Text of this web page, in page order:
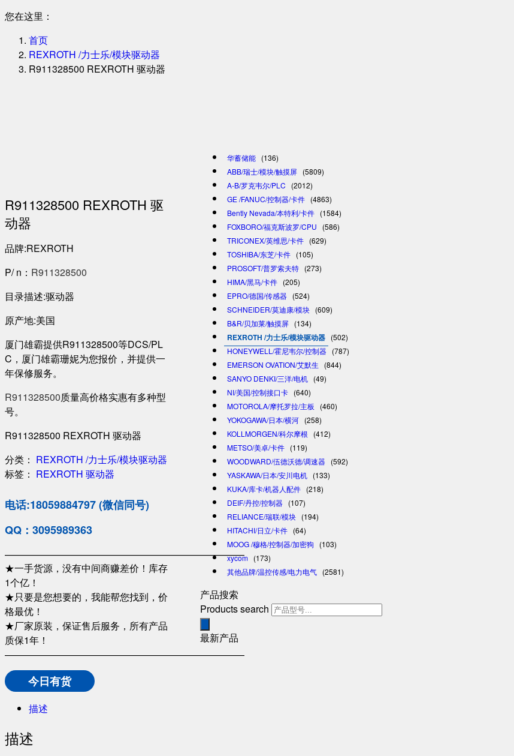
您在这里：
首页
REXROTH /力士乐/模块驱动器
R911328500 REXROTH 驱动器
R911328500 REXROTH 驱
动器
品牌:REXROTH
P/ n： R911328500
目录描述:驱动器
原产地:美国
厦门雄霸提供R911328500等DCS/PL
C，厦门雄霸珊妮为您报价，并提供一
年保修服务。
R911328500质量高价格实惠有多种型
号。
R911328500 REXROTH 驱动器
分类： REXROTH /力士乐/模块驱动器
标签： REXROTH 驱动器
电话:18059884797 (微信同号)
QQ：3095989363
—————————————————————————
★一手货源，没有中间商赚差价！库存
1个亿！
★只要是您想要的，我能帮您找到，价
格最优！
★厂家原装，保证售后服务，所有产品
质保1年！
—————————————————————————
今日有货
描述
描述
华蓄储能 (136)
ABB/瑞士/模块/触摸屏 (5809)
A-B/罗克韦尔/PLC
(2012)
GE /FANUC/控制器/卡件 (4863)
Bently Nevada/本特利/卡件 (1584)
FOXBORO/福克斯波罗/CPU
(586)
TRICONEX/英维思/卡件 (629)
TOSHIBA/东芝/卡件 (105)
PROSOFT/普罗索夫特 (273)
HIMA/黑马/卡件 (205)
EPRO/德国/传感器 (524)
SCHNEIDER/莫迪康/模块 (609)
B&R/贝加莱/触摸屏 (134)
REXROTH /力士乐/模块驱动器 (502)
HONEYWELL/霍尼韦尔/控制器 (787)
EMERSON OVATION/艾默生
(844)
SANYO DENKI/三洋/电机 (49)
NI/美国/控制接口卡 (640)
MOTOROLA/摩托罗拉/主板
(460)
YOKOGAWA/日本/横河 (258)
KOLLMORGEN/科尔摩根
(412)
METSO/美卓/卡件 (119)
WOODWARD/伍德沃德/调速器 (592)
YASKAWA/日本/安川电机 (133)
KUKA/库卡/机器人配件 (218)
DEIF/丹控/控制器 (107)
RELIANCE/瑞联/模块 (194)
HITACHI/日立/卡件 (64)
MOOG /穆格/控制器/加密狗
(103)
xycom (173)
其他品牌/温控传感/电力电气 (2581)
产品搜索
Products search
最新产品